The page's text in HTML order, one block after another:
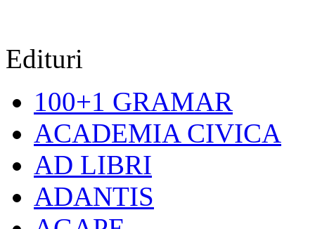
Edituri
100+1 GRAMAR
ACADEMIA CIVICA
AD LIBRI
ADANTIS